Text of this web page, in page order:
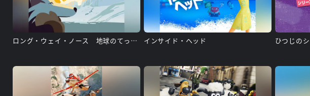
ロング・ウェイ・ノース 地球のてっぺん インサイド・ヘッド ひつじの